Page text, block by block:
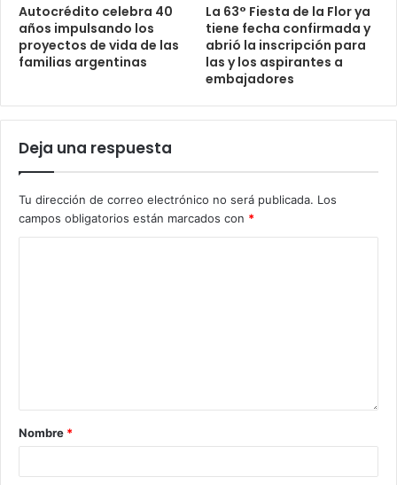
Autocrédito celebra 40
años impulsando los
proyectos de vida de las
familias argentinas
La 63° Fiesta de la Flor ya
tiene fecha confirmada y
abrió la inscripción para
las y los aspirantes a
embajadores
Deja una respuesta
Tu dirección de correo electrónico no será publicada. Los
campos obligatorios están marcados con *
Nombre *